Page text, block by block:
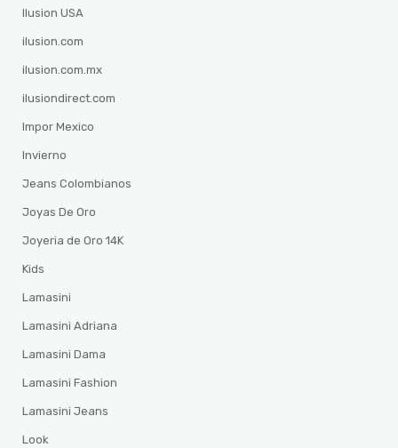
Ilusion USA
ilusion.com
ilusion.com.mx
ilusiondirect.com
Impor Mexico
Invierno
Jeans Colombianos
Joyas De Oro
Joyeria de Oro 14K
Kids
Lamasini
Lamasini Adriana
Lamasini Dama
Lamasini Fashion
Lamasini Jeans
Look